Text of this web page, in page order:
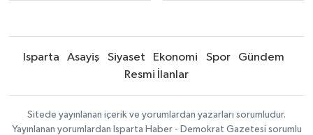
Isparta Asayiş Siyaset Ekonomi Spor
Gündem
Resmi İlanlar
Sitede yayınlanan içerik ve yorumlardan yazarları sorumludur.
Yayınlanan yorumlardan Isparta Haber - Demokrat Gazetesi sorumlu